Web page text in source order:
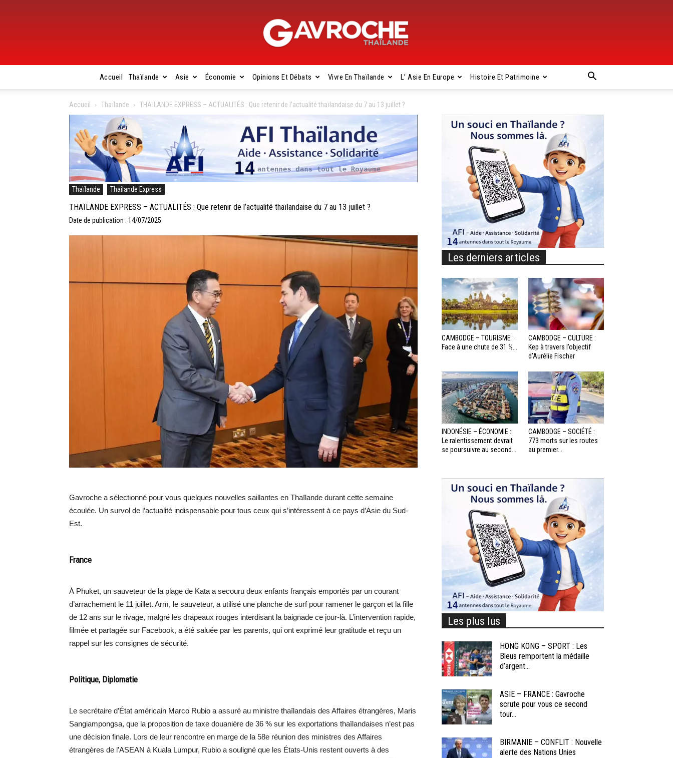
Gavroche
Thaïlande
Accueil Thaïlande Asie Économie Opinions Et Débats Vivre En Thaïlande L’ Asie En Europe Histoire Et Patrimoine
Accueil Thaïlande THAÏLANDE EXPRESS – ACTUALITÉS : Que retenir de l’actualité thaïlandaise du 7 au 13 juillet ?
Thaïlande Thailande Express
THAÏLANDE EXPRESS – ACTUALITÉS : Que retenir de l’actualité thaïlandaise du 7 au 13 juillet ?
Date de publication : 14/07/2025
Gavroche a sélectionné pour vous quelques nouvelles saillantes en Thaïlande durant cette semaine
écoulée. Un survol de l’actualité indispensable pour tous ceux qui s’intéressent à ce pays d’Asie du Sud-
Est.
France
À Phuket, un sauveteur de la plage de Kata a secouru deux enfants français emportés par un courant
d’arrachement le 11 juillet. Arm, le sauveteur, a utilisé une planche de surf pour ramener le garçon et la fille
de 12 ans sur le rivage, malgré les drapeaux rouges interdisant la baignade ce jour-là. L’intervention rapide,
filmée et partagée sur Facebook, a été saluée par les parents, qui ont exprimé leur gratitude et reçu un
rappel sur les consignes de sécurité.
Politique, Diplomatie
Le secrétaire d’État américain Marco Rubio a assuré au ministre thaïlandais des Affaires étrangères, Maris
Sangiampongsa, que la proposition de taxe douanière de 36 % sur les exportations thaïlandaises n’est pas
une décision finale. Lors de leur rencontre en marge de la 58e réunion des ministres des Affaires
étrangères de l’ASEAN à Kuala Lumpur, Rubio a souligné que les États-Unis restent ouverts à des
Les derniers articles
CAMBODGE – TOURISME :
Face à une chute de 31 %...
CAMBODGE – CULTURE :
Kep à travers l’objectif
d’Aurélie Fischer
INDONÉSIE – ÉCONOMIE :
Le ralentissement devrait
se poursuivre au second...
CAMBODGE – SOCIÉTÉ :
773 morts sur les routes
au premier...
Les plus lus
HONG KONG – SPORT : Les
Bleus remportent la médaille
d’argent...
ASIE – FRANCE : Gavroche
scrute pour vous ce second
tour...
BIRMANIE – CONFLIT : Nouvelle
alerte des Nations Unies